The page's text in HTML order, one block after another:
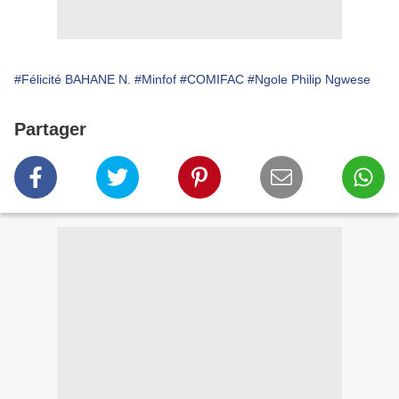
#Félicité BAHANE N. #Minfof #COMIFAC #Ngole Philip Ngwese
Partager